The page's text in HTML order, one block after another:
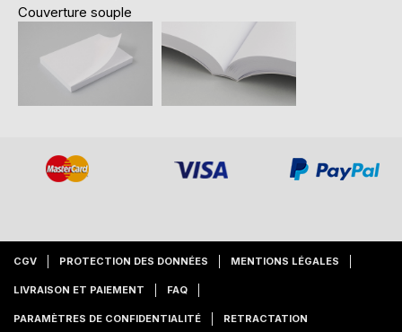
Couverture souple
CGV PROTECTION DES DONNÉES MENTIONS LÉGALES
LIVRAISON ET PAIEMENT FAQ
PARAMÈTRES DE CONFIDENTIALITÉ RETRACTATION